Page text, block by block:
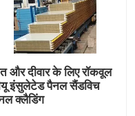
और दीवार के लिए रॉकवूल
इंसुलेटेड पैनल सैंडविच
क्लैडिंग